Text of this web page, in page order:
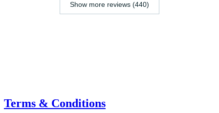
Show more reviews (440)
Terms & Conditions